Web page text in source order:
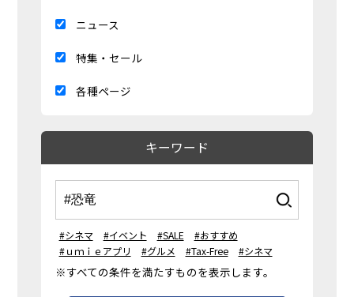
ニュース
特集・セール
各種ページ
キーワード
#シネマ #イベント #SALE
#おすすめ
#ｕｍｉｅアプリ
#グルメ #Tax-Free #シネマ
※すべての条件を満たすものを表示します。